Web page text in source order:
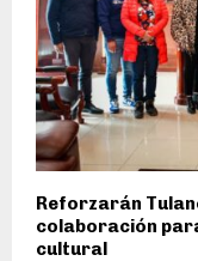
Reforzarán
colaboración
cultural